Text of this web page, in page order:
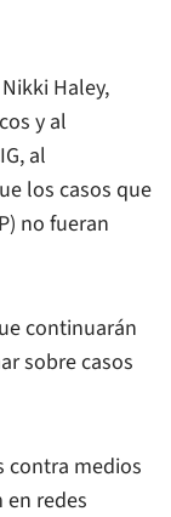
Haley,
y al
al
los casos que
no fueran
continuarán
sobre casos
contra medios
en redes